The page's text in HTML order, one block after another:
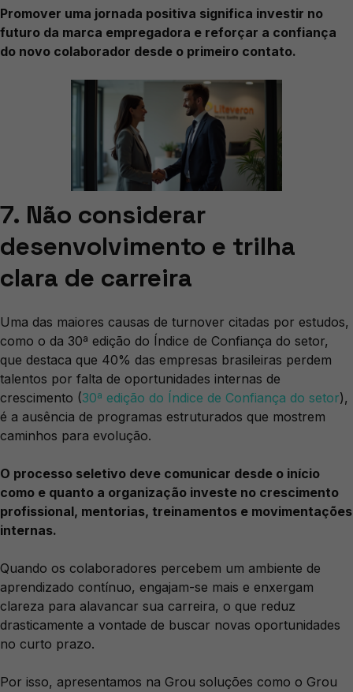
Promover uma jornada positiva significa investir no
futuro da marca empregadora e reforçar a confiança
do novo colaborador desde o primeiro contato.
7. Não considerar
desenvolvimento e trilha
clara de carreira
Uma das maiores causas de turnover citadas por estudos,
como o da 30ª edição do Índice de Confiança do setor,
que destaca que 40% das empresas brasileiras perdem
talentos por falta de oportunidades internas de
crescimento (30ª edição do Índice de Confiança do setor),
é a ausência de programas estruturados que mostrem
caminhos para evolução.
O processo seletivo deve comunicar desde o início
como e quanto a organização investe no crescimento
profissional, mentorias, treinamentos e movimentações
internas.
Quando os colaboradores percebem um ambiente de
aprendizado contínuo, engajam-se mais e enxergam
clareza para alavancar sua carreira, o que reduz
drasticamente a vontade de buscar novas oportunidades
no curto prazo.
Por isso, apresentamos na Grou soluções como o Grou